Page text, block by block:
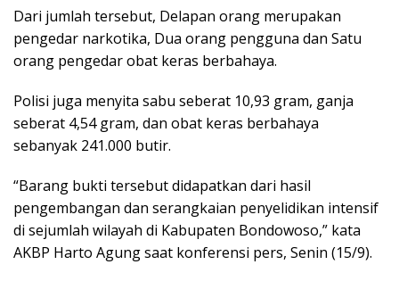
Dari jumlah tersebut, Delapan orang merupakan
pengedar narkotika, Dua orang pengguna dan Satu
orang pengedar obat keras berbahaya.
Polisi juga menyita sabu seberat 10,93 gram, ganja
seberat 4,54 gram, dan obat keras berbahaya
sebanyak 241.000 butir.
“Barang bukti tersebut didapatkan dari hasil
pengembangan dan serangkaian penyelidikan intensif
di sejumlah wilayah di Kabupaten Bondowoso,” kata
AKBP Harto Agung saat konferensi pers, Senin (15/9).